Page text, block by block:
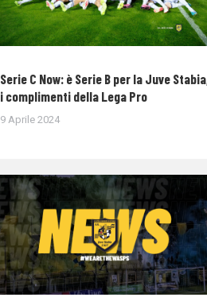
Serie C Now: è Serie B per la Juve Stabia,
i complimenti della Lega Pro
9 Aprile 2024